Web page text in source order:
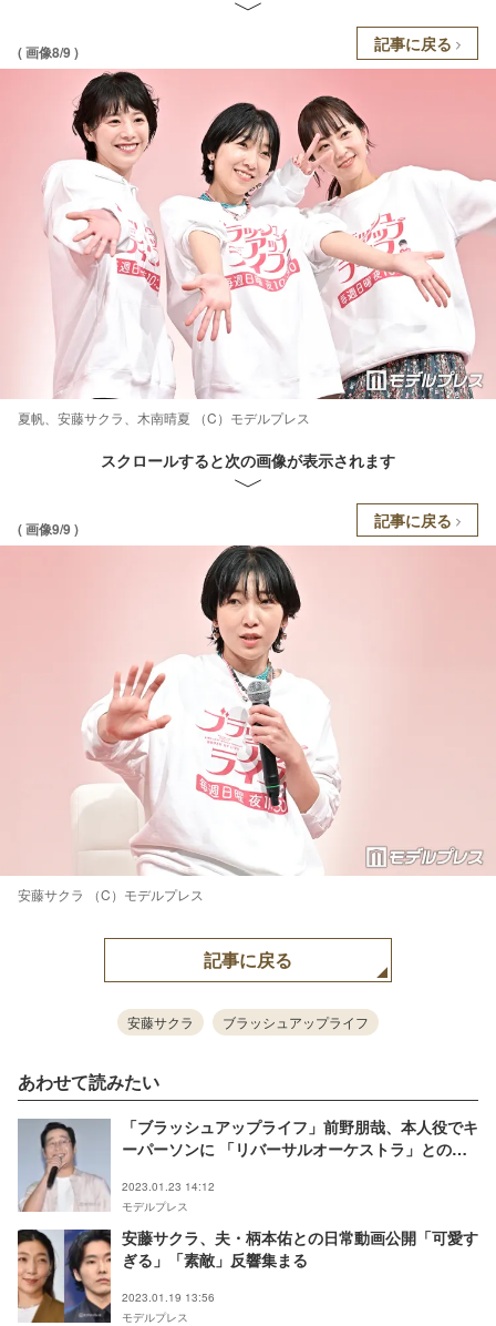
( 画像8/9 ) 記事に戻る
夏帆、安藤サクラ、木南晴夏 （C）モデルプレス
スクロールすると次の画像が表示されます
( 画像9/9 ) 記事に戻る
安藤サクラ （C）モデルプレス
記事に戻る
安藤サクラ ブラッシュアップライフ
あわせて読みたい
「ブラッシュアップライフ」前野朋哉、本人役でキ
ーパーソンに 「リバーサルオーケストラ」とのリ
2023.01.23 14:12
モデルプレス
安藤サクラ、夫・柄本佑との日常動画公開「可愛す
ぎる」「素敵」反響集まる
2023.01.19 13:56
モデルプレス